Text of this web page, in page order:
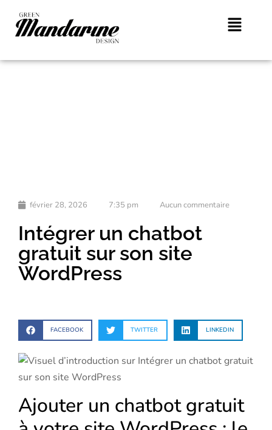
février 28, 2026 7:35 pm Aucun commentaire
Intégrer un chatbot
gratuit sur son site
WordPress
FACEBOOK TWITTER LINKEDIN
Ajouter un chatbot gratuit